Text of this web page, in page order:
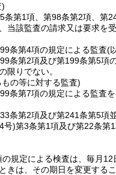
)
条第1項、第98条第2項、第
当該監査の請求又は要求を
条第4項の規定による監査(
条第2項及び第199条第5項
限りでない。
の等に対する監査)
条第7項の規定による監査
条第2項及び第241条第5項
号)第3条第1項及び第22条第
規定による検査は、毎月12
きは、その期日を変更するこ